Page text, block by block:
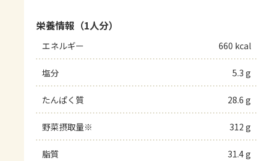
栄養情報（1人分）
エネルギー 660 kcal
塩分 5.3 g
たんぱく質 28.6 g
野菜摂取量※ 312 g
脂質 31.4 g